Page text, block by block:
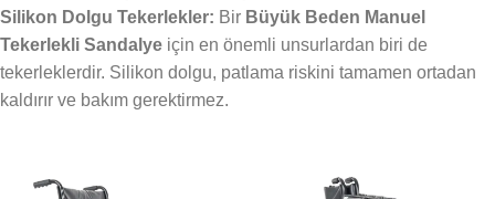
Silikon Dolgu Tekerlekler: Bir Büyük Beden Manuel
Tekerlekli Sandalye için en önemli unsurlardan biri de
tekerleklerdir. Silikon dolgu, patlama riskini tamamen ortadan
kaldırır ve bakım gerektirmez.